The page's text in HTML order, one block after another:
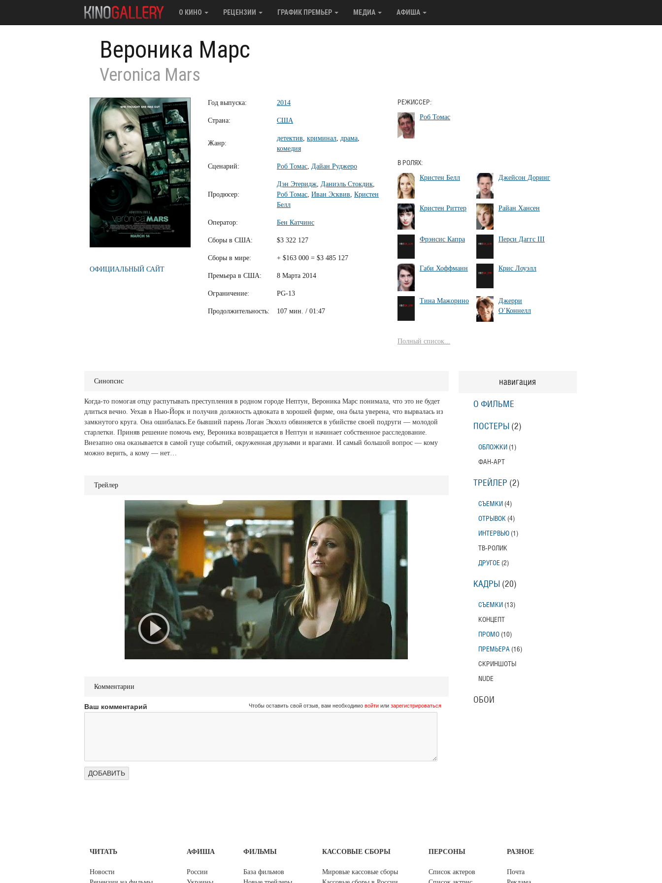
О КИНО РЕЦЕНЗИИ ГРАФИК ПРЕМЬЕР МЕДИА АФИША
Вероника Марс
Veronica Mars
ОФИЦИАЛЬНЫЙ САЙТ
Год выпуска: 2014
Страна: США
Жанр:
детектив, криминал, драма,
комедия
Сценарий: Роб Томас, Дайан Руджеро
Продюсер:
Дэн Этеридж, Даниэль Стокдик,
Роб Томас, Иван Эсквив, Кристен
Белл
Оператор: Бен Катчинс
Сборы в США: $3 322 127
Сборы в мире: + $163 000 = $3 485 127
Премьера в США: 8 Марта 2014
Ограничение: PG-13
Продолжительность: 107 мин. / 01:47
РЕЖИССЕР:
Роб Томас
В РОЛЯХ:
Кристен Белл Джейсон Доринг
Кристен Риттер Райан Хансен
Фрэнсис Капра Перси Даггс III
Габи Хоффманн Крис Лоуэлл
Тина Мажорино
Джерри
О’Коннелл
Полный список...
Синопсис
Когда-то помогая отцу распутывать преступления в родном городе Нептун, Вероника Марс понимала, что это не будет
длиться вечно. Уехав в Нью-Йорк и получив должность адвоката в хорошей фирме, она была уверена, что вырвалась из
замкнутого круга. Она ошибалась.Ее бывший парень Логан Экхолз обвиняется в убийстве своей подруги — молодой
старлетки. Приняв решение помочь ему, Вероника возвращается в Нептун и начинает собственное расследование.
Внезапно она оказывается в самой гуще событий, окруженная друзьями и врагами. И самый большой вопрос — кому
можно верить, а кому — нет…
Трейлер
Комментарии
Ваш комментарий Чтобы оставить свой отзыв, вам необходимо войтиили зарегистрироваться
навигация
О ФИЛЬМЕ
ПОСТЕРЫ (2)
ОБЛОЖКИ (1)
ФАН-АРТ
ТРЕЙЛЕР (2)
СЪЕМКИ (4)
ОТРЫВОК (4)
ИНТЕРВЬЮ (1)
ТВ-РОЛИК
ДРУГОЕ (2)
КАДРЫ (20)
СЪЕМКИ (13)
КОНЦЕПТ
ПРОМО (10)
ПРЕМЬЕРА (16)
СКРИНШОТЫ
NUDE
ОБОИ
ЧИТАТЬ
Новости
АФИША
России
ФИЛЬМЫ
База фильмов
КАССОВЫЕ СБОРЫ
Мировые кассовые сборы
ПЕРСОНЫ
Список актеров
РАЗНОЕ
Почта